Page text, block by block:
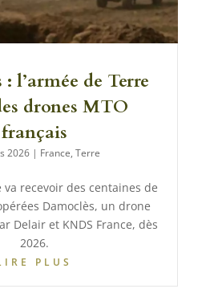
l’armée de Terre
drones MTO
français
2026 | France,Terre
va recevoir des centaines de
Damoclès, un drone
Delair et KNDS France, dès
2026.
PLUS